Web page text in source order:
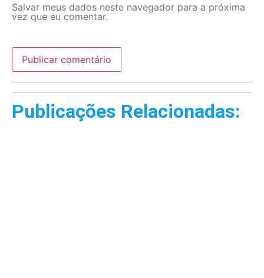
Salvar meus dados neste navegador para a próxima
vez que eu comentar.
Publicações Relacionadas: